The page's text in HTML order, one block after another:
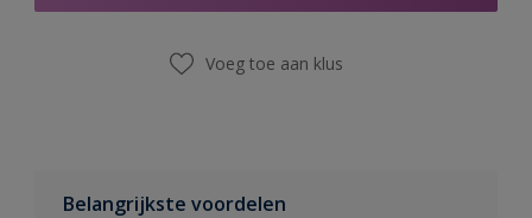
Voeg toe aan klus
Belangrijkste voordelen